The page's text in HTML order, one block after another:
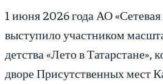
1 июня 2026 года АО
выступило участником
детства «Лето в Татарстане»,
дворе Присутственных мест